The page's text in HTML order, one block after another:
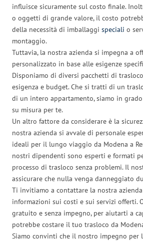
influisce sicuramente sul costo finale.
o oggetti di grande valore, il costo
della necessità di imballaggi speciali o
montaggio.
Tuttavia, la nostra azienda si impegna a
personalizzato in base alle esigenze
Disponiamo di diversi pacchetti di
esigenza e budget. Che si tratti di un
di un intero appartamento, siamo in
su misura per te.
Un altro fattore da considerare è la
nostra azienda si avvale di personale
ideali per il lungo viaggio da Modena a
nostri dipendenti sono esperti e formati
processo di trasloco senza problemi. Il
assicurare che nulla venga danneggiato
Ti invitiamo a contattare la nostra
informazioni sui costi e sui servizi offerti.
gratuito e senza impegno, per aiutarti a
potrebbe costare il tuo trasloco da
Siamo convinti che il nostro impegno per